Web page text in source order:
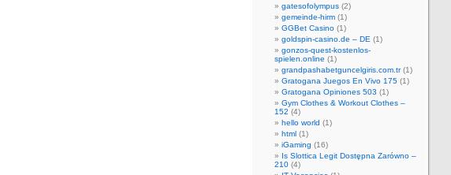
gatesofolympus (2)
gemeinde-hirm (1)
GGBet Casino (1)
goldspin-casino.de – DE (1)
gonzos-quest-kostenlos-
spielen.online (1)
grandpashabetguncelgiris.com.tr(1)
Gratogana Juegos En Vivo 175 (1)
Gratogana Opiniones 503 (1)
Gym Clothes & Workout Clothes –
152 (4)
hello world (1)
html (1)
iGaming (16)
Is Slottica Legit Dostępna Zarówno –
210 (4)